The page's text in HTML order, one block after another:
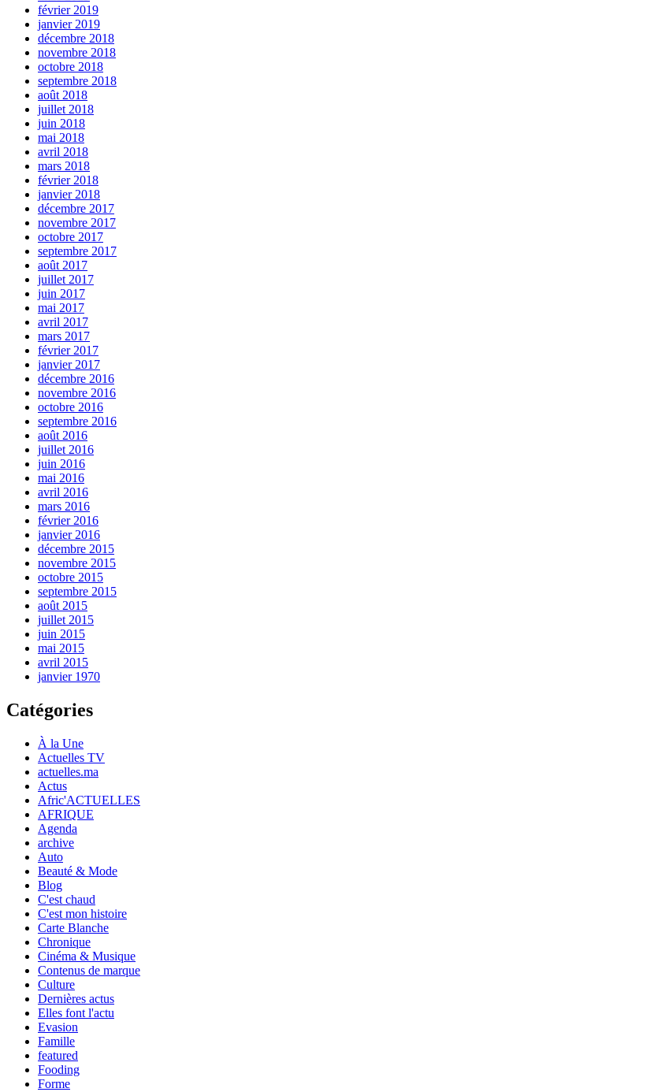
février 2019
janvier 2019
décembre 2018
novembre 2018
octobre 2018
septembre 2018
août 2018
juillet 2018
juin 2018
mai 2018
avril 2018
mars 2018
février 2018
janvier 2018
décembre 2017
novembre 2017
octobre 2017
septembre 2017
août 2017
juillet 2017
juin 2017
mai 2017
avril 2017
mars 2017
février 2017
janvier 2017
décembre 2016
novembre 2016
octobre 2016
septembre 2016
août 2016
juillet 2016
juin 2016
mai 2016
avril 2016
mars 2016
février 2016
janvier 2016
décembre 2015
novembre 2015
octobre 2015
septembre 2015
août 2015
juillet 2015
juin 2015
mai 2015
avril 2015
janvier 1970
Catégories
À la Une
Actuelles TV
actuelles.ma
Actus
Afric'ACTUELLES
AFRIQUE
Agenda
archive
Auto
Beauté & Mode
Blog
C'est chaud
C'est mon histoire
Carte Blanche
Chronique
Cinéma & Musique
Contenus de marque
Culture
Dernières actus
Elles font l'actu
Evasion
Famille
featured
Fooding
Forme